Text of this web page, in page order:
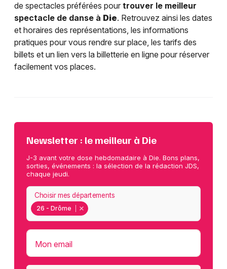
de spectacles préférées pour trouver le meilleur
spectacle de danse à Die. Retrouvez ainsi les dates
et horaires des représentations, les informations
pratiques pour vous rendre sur place, les tarifs des
billets et un lien vers la billetterie en ligne pour réserver
facilement vos places.
Newsletter : le meilleur à Die
J-3 avant votre dose hebdomadaire à Die. Bons plans,
sorties, événements : la sélection de la rédaction JDS,
chaque jeudi.
26 - Drôme
Choisir mes départements
Mon email